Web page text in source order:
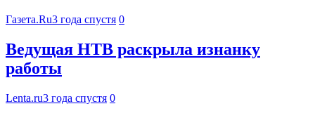
Газета.Ru3 года спустя 0
Ведущая НТВ раскрыла изнанку
работы
Lenta.ru3 года спустя 0